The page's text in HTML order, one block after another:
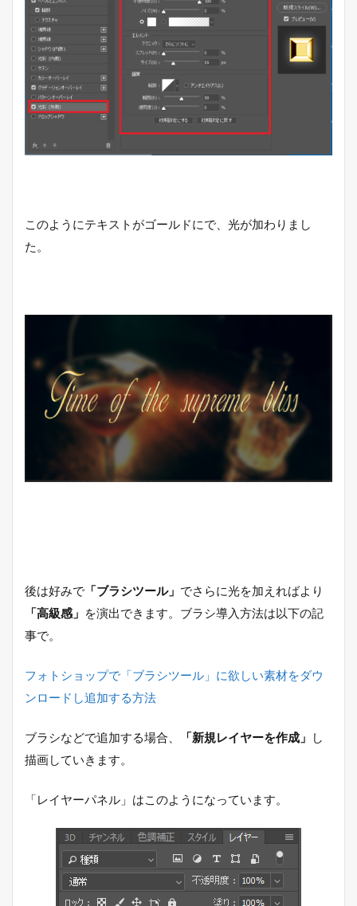
このようにテキストがゴールドにで、光が加わりまし
た。
後は好みで 「ブラシツール」 でさらに光を加えればより
「高級感」 を演出できます。ブラシ導入方法は以下の記
事で。
フォトショップで「ブラシツール」に欲しい素材をダウ
ンロードし追加する方法
ブラシなどで追加する場合、 「新規レイヤーを作成」
し
描画していきます。
「レイヤーパネル」はこのようになっています。